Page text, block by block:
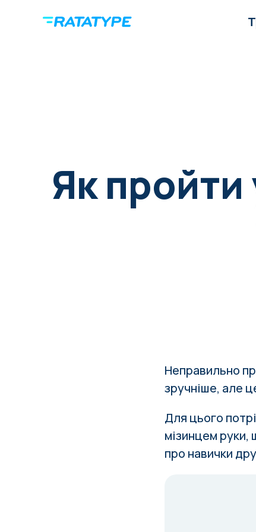
Як пройти
Неправильно
зручніше, але
Для цього
мізинцем
про навички